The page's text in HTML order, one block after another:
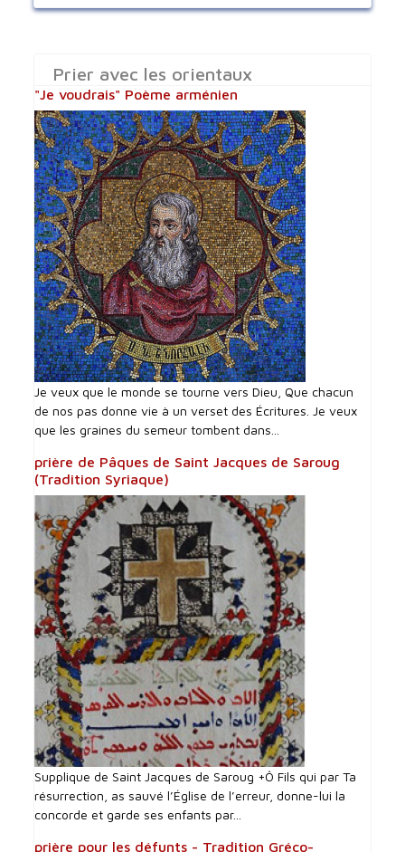
Prier avec les orientaux
"Je voudrais" Poème arménien
Je veux que le monde se tourne vers Dieu, Que chacun
de nos pas donne vie à un verset des Écritures. Je veux
que les graines du semeur tombent dans...
prière de Pâques de Saint Jacques de Saroug
(Tradition Syriaque)
Supplique de Saint Jacques de Saroug +Ô Fils qui par Ta
résurrection, as sauvé l’Église de l’erreur, donne-lui la
concorde et garde ses enfants par...
prière pour les défunts - Tradition Gréco-